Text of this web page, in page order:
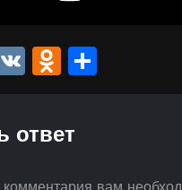
VK
ответ